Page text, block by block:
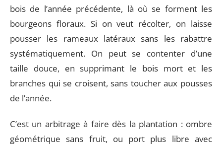
bois de l’année précédente, là où se forment les
bourgeons floraux. Si on veut récolter, on laisse
pousser les rameaux latéraux sans les rabattre
systématiquement. On peut se contenter d’une
taille douce, en supprimant le bois mort et les
branches qui se croisent, sans toucher aux pousses
de l’année.
C’est un arbitrage à faire dès la plantation : ombre
géométrique sans fruit, ou port plus libre avec